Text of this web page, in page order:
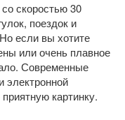
скоростью 30
поездок и
если вы хотите
или очень плавное
Современные
электронной
картинку.